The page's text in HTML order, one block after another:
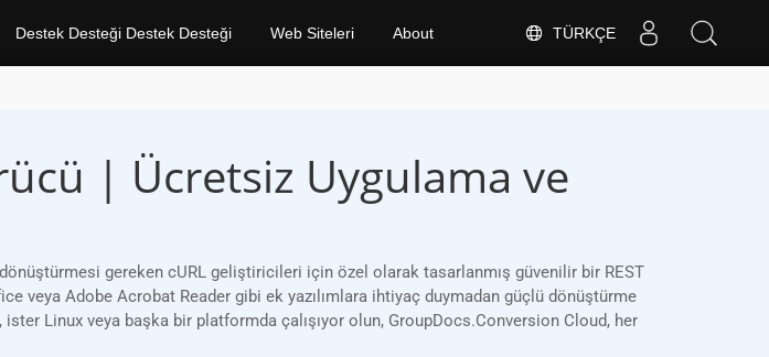
TÜRKÇE
Destek Desteği Destek Desteği Web Siteleri About
| Ücretsiz Uygulama ve
gereken cURL geliştiricileri için özel olarak tasarlanmış güvenilir bir REST
veya Adobe Acrobat Reader gibi ek yazılımlara ihtiyaç duymadan güçlü dönüştürme
Linux veya başka bir platformda çalışıyor olun, GroupDocs.Conversion Cloud, her